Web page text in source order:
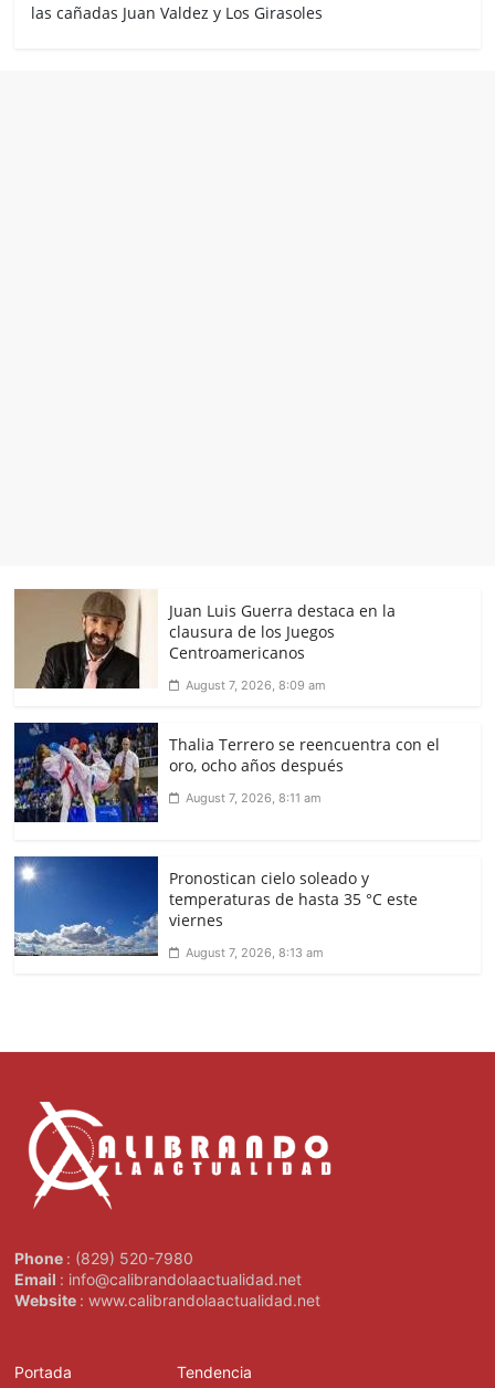
las cañadas Juan Valdez y Los Girasoles
Juan Luis Guerra destaca en la
clausura de los Juegos
Centroamericanos
August 7, 2026, 8:09 am
Thalia Terrero se reencuentra con el
oro, ocho años después
August 7, 2026, 8:11 am
Pronostican cielo soleado y
temperaturas de hasta 35 °C este
viernes
August 7, 2026, 8:13 am
Phone : (829) 520-7980
Email : info@calibrandolaactualidad.net
Website : www.calibrandolaactualidad.net
Portada Tendencia